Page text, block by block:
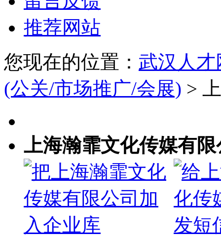
推荐网站
您现在的位置： 武汉人才
(公关/市场推广/会展) >
上海瀚霏文化传媒有限